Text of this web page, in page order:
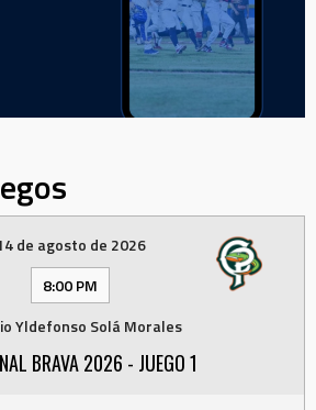
de agosto de 2026
8:00 PM
Yldefonso Solá Morales
BRAVA 2026 - JUEGO 1